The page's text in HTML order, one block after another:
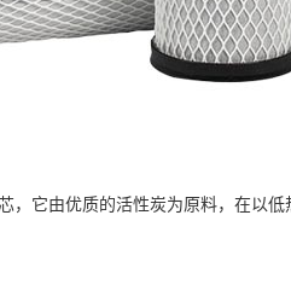
，它由优质的活性炭为原料，在以